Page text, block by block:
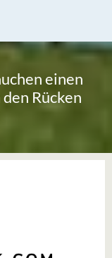
einen
Rücken